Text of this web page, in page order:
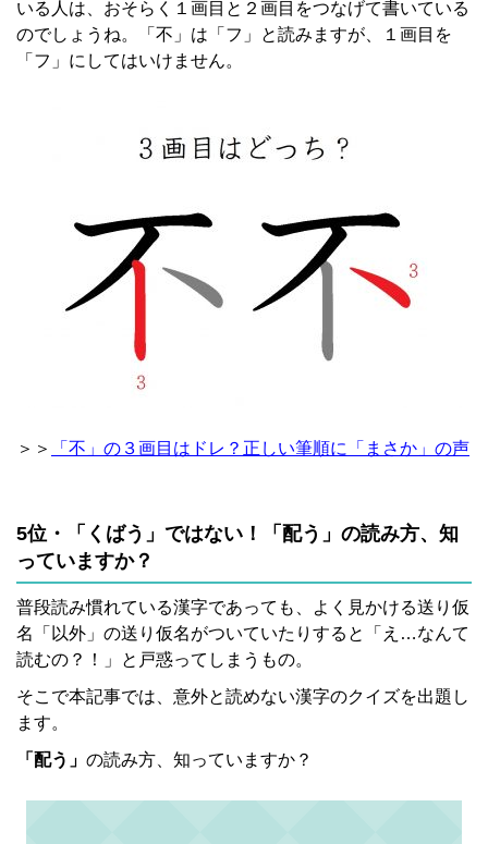
いる人は、おそらく１画目と２画目をつなげて書いている
のでしょうね。「不」は「フ」と読みますが、１画目を
「フ」にしてはいけません。
＞＞ 「不」の３画目はドレ？正しい筆順に「まさか」の声
5位・「くばう」ではない！「配う」の読み方、知
っていますか？
普段読み慣れている漢字であっても、よく見かける送り仮
名「以外」の送り仮名がついていたりすると「え…なんて
読むの？！」と戸惑ってしまうもの。
そこで本記事では、意外と読めない漢字のクイズを出題し
ます。
「配う」 の読み方、知っていますか？